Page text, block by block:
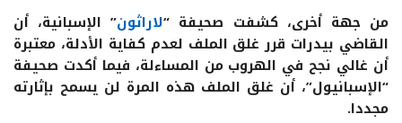
من جهة أخرى، كشفت صحيفة “لاراثون” الإسبانية، أن
القاضي بيدرات قرر غلق الملف لعدم كفاية الأدلة، معتبرة
أن غالي نجح في الهروب من المساءلة، فيما أكدت صحيفة
“الإسبانيول”، أن غلق الملف هذه المرة لن يسمح بإثارته
مجددا.